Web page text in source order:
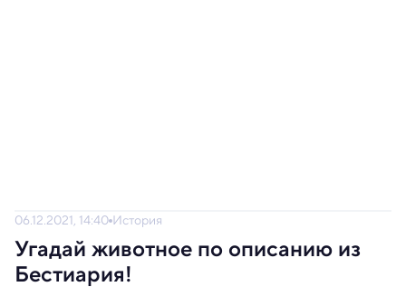
06.12.2021, 14:40 История
Угадай животное по описанию из
Бестиария!